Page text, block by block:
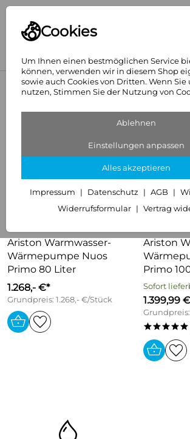
Cookies
Um Ihnen einen bestmöglichen Service
können, verwenden wir in diesem Shop
sowie auch Cookies von Dritten. Wenn Sie
nutzen, Stimmen Sie der Nutzung von
Ablehnen
Einstellungen anpassen
Alles akzeptieren
Impressum Datenschutz AGB
Widerrufsformular
Vertrag
Warmwassergeräte
Wärmepumpen
Ariston Warmwasser-
Wärmepumpe Nuos
Primo 80 Liter
1.268,- €*
Grundpreis: 1.268,- €/Stück
Ariston
Primo
Sofort
1.399,99
*****